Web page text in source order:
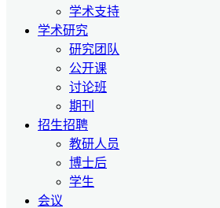
学术支持
学术研究
研究团队
公开课
讨论班
期刊
招生招聘
教研人员
博士后
学生
会议